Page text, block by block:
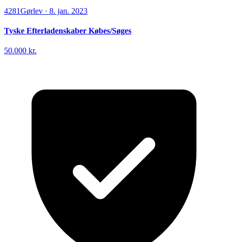
4281Gørlev · 8. jan. 2023
Tyske Efterladenskaber Købes/Søges
50.000 kr.